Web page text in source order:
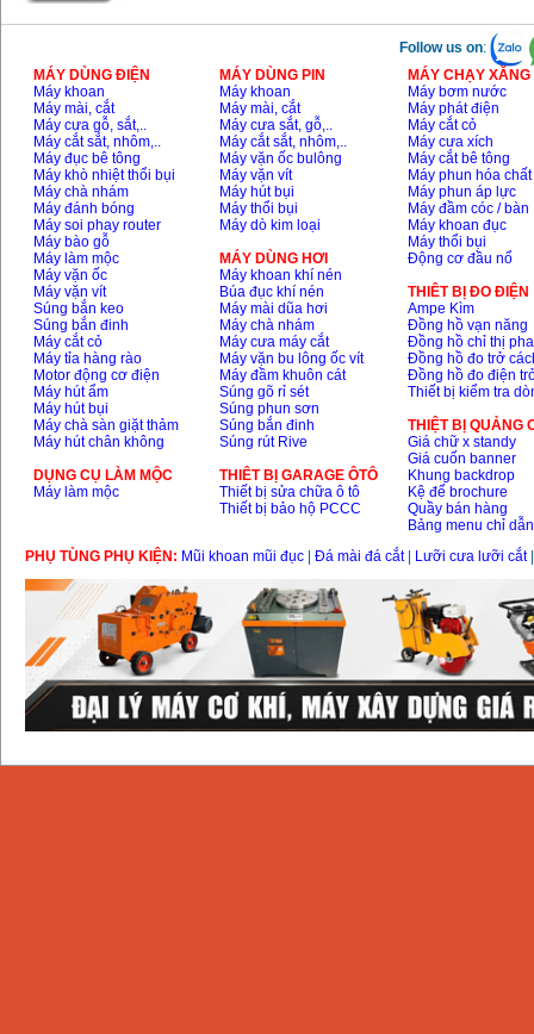
Follow us on:
MÁY DÙNG ĐIỆN
Máy khoan
Máy mài, cắt
Máy cưa gỗ, sắt,..
Máy cắt sắt, nhôm,..
Máy đục bê tông
Máy khò nhiệt thổi bụi
Máy chà nhám
Máy đánh bóng
Máy soi phay router
Máy bào gỗ
Máy làm mộc
Máy vặn ốc
Máy vặn vít
Súng bắn keo
Súng bắn đinh
Máy cắt cỏ
Máy tỉa hàng rào
Motor động cơ điện
Máy hút ẩm
Máy hút bụi
Máy chà sàn giặt thảm
Máy hút chân không
DỤNG CỤ LÀM MỘC
Máy làm mộc
MÁY DÙNG PIN
Máy khoan
Máy mài, cắt
Máy cưa sắt, gỗ,..
Máy cắt sắt, nhôm,..
Máy vặn ốc bulông
Máy vặn vít
Máy hút bụi
Máy thổi bụi
Máy dò kim loại
MÁY DÙNG HƠI
Máy khoan khí nén
Búa đục khí nén
Máy mài dũa hơi
Máy chà nhám
Máy cưa máy cắt
Máy vặn bu lông ốc vít
Máy đầm khuôn cát
Súng gõ rỉ sét
Súng phun sơn
Súng bắn đinh
Súng rút Rive
THIÊT BỊ GARAGE ÔTÔ
Thiết bị sửa chữa ô tô
Thiết bị bảo hộ PCCC
MÁY CHẠY
Máy bơm nước
Máy phát điện
Máy cắt cỏ
Máy cưa xích
Máy cắt bê tông
Máy phun hóa chất
Máy phun áp lực
Máy đầm cóc / bàn
Máy khoan đục
Máy thổi bụi
Động cơ đầu nổ
THIÊT BỊ ĐO ĐIỆN
Ampe Kìm
Đồng hồ vạn năng
Đồng hồ chỉ thị pha
Đồng hồ đo trở
Đồng hồ đo điện
Thiết bị kiểm tra
THIỆT BỊ QUẢNG
Giá chữ x standy
Giá cuốn banner
Khung backdrop
Kệ để brochure
Quầy bán hàng
Bảng menu chỉ dẫn
PHỤ TÙNG PHỤ KIỆN: Mũi khoan mũi đục Đá mài đá cắt| Lưỡi cưa lưỡi cắt